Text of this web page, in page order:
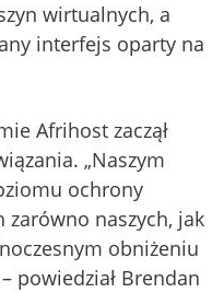
wirtualnych, a
interfejs oparty na
Afrihost zaczął
„Naszym
ochrony
naszych, jak
obniżeniu
powiedział Brendan